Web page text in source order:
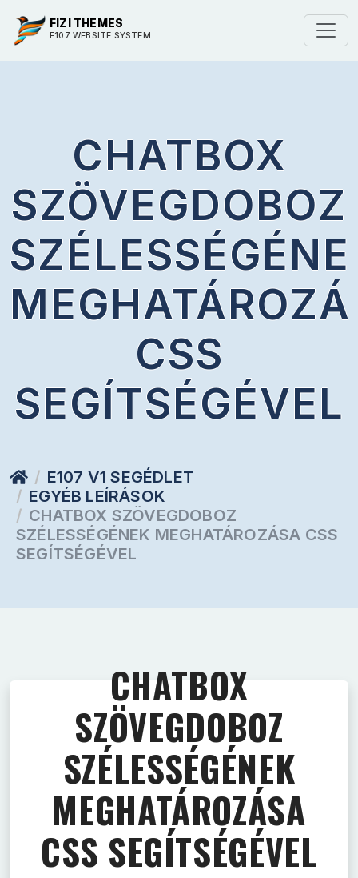
FIZI THEMES
E107 WEBSITE SYSTEM
CHATBOX
SZÖVEGDOBOZ
CSS
SEGÍTSÉGÉVEL
E107 V1 SEGÉDLET
EGYÉB LEÍRÁSOK
CHATBOX SZÖVEGDOBOZ
SZÉLESSÉGÉNEK MEGHATÁROZÁSA CSS
SEGÍTSÉGÉVEL
CHATBOX
SZÖVEGDOBOZ
SZÉLESSÉGÉNEK
MEGHATÁROZÁSA
CSS SEGÍTSÉGÉVEL